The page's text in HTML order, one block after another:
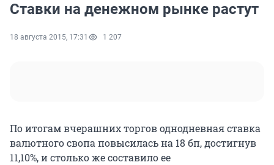
Ставки на денежном рынке растут
18 августа 2015, 17:31 1 207
По итогам вчерашних торгов однодневная ставка
валютного свопа повысилась на 18 бп, достигнув
11,10%, и столько же составило ее